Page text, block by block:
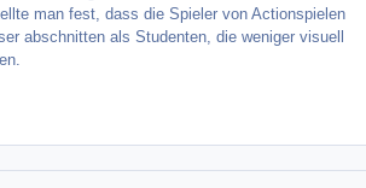
man fest, dass die Spieler von Actionspielen
abschnitten als Studenten, die weniger visuell